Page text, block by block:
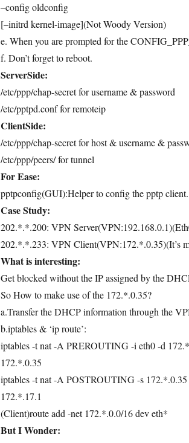
–config oldconfig
[–initrd kernel-image](Not Woody Version)
e. When you are prompted for the
f. Don’t forget to reboot.
ServerSide:
/etc/ppp/chap-secret for username & password
/etc/pptpd.conf for remoteip
ClientSide:
/etc/ppp/chap-secret for host & username &
/etc/ppp/peers/ for tunnel
For Ease:
pptpconfig(GUI):Helper to config the pptp client.
Case Study:
202.*.*.200: VPN
202.*.*.233: VPN Client(VPN:172.*.0.35)(It’s
What is interesting:
Get blocked without the IP assigned by the
So How to make use of the 172.*.0.35?
a.Transfer the DHCP information through the
b.iptables & ‘ip route’:
iptables -t nat -A PREROUTING -i eth0 -d
172.*.0.35
iptables -t nat -A POSTROUTING -s
172.*.17.1
(Client)route add -net 172.*.0.0/16 dev eth*
But I Wonder: